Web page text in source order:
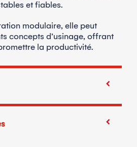
et fiables.
modulaire, elle peut
concepts d’usinage, offrant
la productivité.